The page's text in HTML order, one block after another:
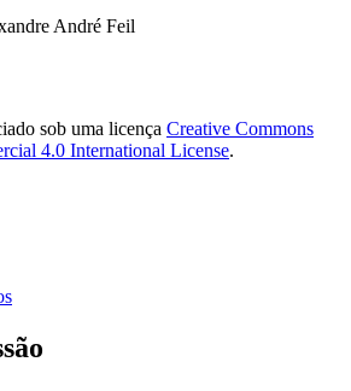
André Feil
sob uma licença Creative Commons
4.0 International License.